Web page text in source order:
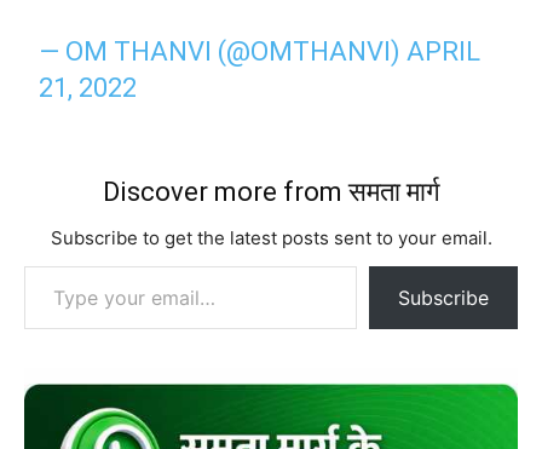
— OM THANVI (@OMTHANVI)APRIL
21, 2022
Discover more from समता मार्ग
Subscribe to get the latest posts sent to your email.
Type your email…
Subscribe